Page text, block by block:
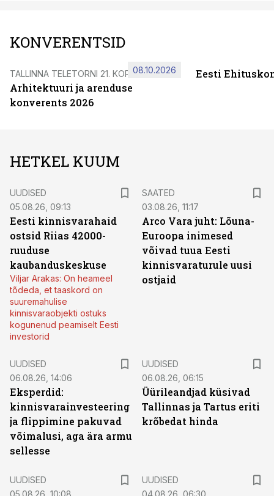
KONVERENTSID
TALLINNA TELETORNI 21. KORRUSEL
Arhitektuuri ja arenduse
konverents 2026
08.10.2026 Eesti
HETKEL KUUM
UUDISED
05.08.26, 09:13
Eesti kinnisvarahaid
ostsid Riias 42000-
ruuduse
kaubanduskeskuse
Viljar Arakas: On heameel
tõdeda, et taaskord on
suuremahulise
kinnisvaraobjekti ostuks
kogunenud peamiselt Eesti
investorid
SAATED
03.08.26, 11:17
Arco Vara juht: Lõuna-
Euroopa inimesed
võivad tuua Eesti
kinnisvaraturule uusi
ostjaid
UUDISED
06.08.26, 14:06
Eksperdid:
kinnisvarainvesteering
ja flippimine pakuvad
võimalusi, aga ära armu
sellesse
UUDISED
06.08.26, 06:15
Üürileandjad küsivad
Tallinnas ja Tartus eriti
krõbedat hinda
UUDISED
05.08.26, 10:08
UUDISED
04.08.26, 06:30